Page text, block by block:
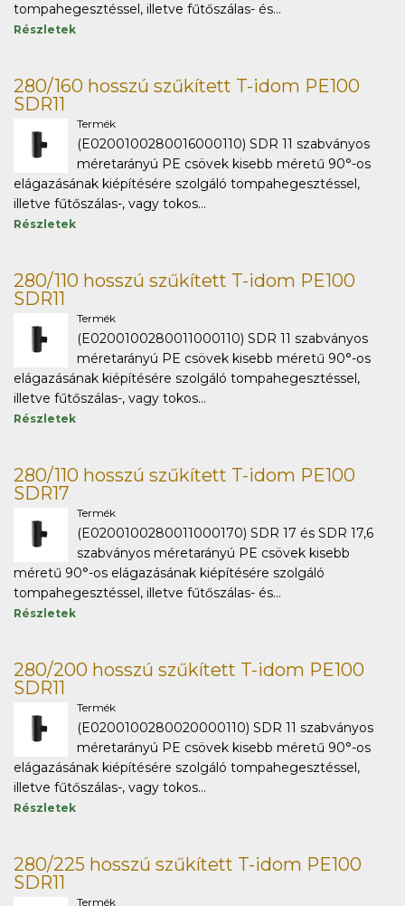
tompahegesztéssel, illetve fűtőszálas- és...
Részletek
280/160 hosszú szűkített T-idom PE100
SDR11
Termék
(E0200100280016000110) SDR 11 szabványos
méretarányú PE csövek kisebb méretű 90°-os
elágazásának kiépítésére szolgáló tompahegesztéssel,
illetve fűtőszálas-, vagy tokos...
Részletek
280/110 hosszú szűkített T-idom PE100
SDR11
Termék
(E0200100280011000110) SDR 11 szabványos
méretarányú PE csövek kisebb méretű 90°-os
elágazásának kiépítésére szolgáló tompahegesztéssel,
illetve fűtőszálas-, vagy tokos...
Részletek
280/110 hosszú szűkített T-idom PE100
SDR17
Termék
(E0200100280011000170) SDR 17 és SDR 17,6
szabványos méretarányú PE csövek kisebb
méretű 90°-os elágazásának kiépítésére szolgáló
tompahegesztéssel, illetve fűtőszálas- és...
Részletek
280/200 hosszú szűkített T-idom PE100
SDR11
Termék
(E0200100280020000110) SDR 11 szabványos
méretarányú PE csövek kisebb méretű 90°-os
elágazásának kiépítésére szolgáló tompahegesztéssel,
illetve fűtőszálas-, vagy tokos...
Részletek
280/225 hosszú szűkített T-idom PE100
SDR11
Termék